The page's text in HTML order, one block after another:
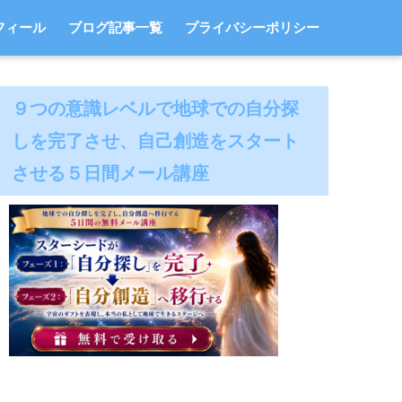
ィール ブログ記事一覧 プライバシーポリシー
９つの意識レベルで地球での自分探
しを完了させ、自己創造をスタート
させる５日間メール講座